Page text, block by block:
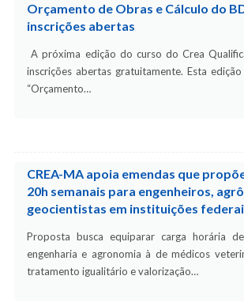
Orçamento de Obras e Cálculo do
inscrições abertas
A próxima edição do curso do Crea
inscrições abertas gratuitamente. Esta
“Orçamento…
CREA-MA apoia emendas que
20h semanais para engenheiros,
geocientistas em instituições
Proposta busca equiparar carga horária
engenharia e agronomia à de médicos
tratamento igualitário e valorização…